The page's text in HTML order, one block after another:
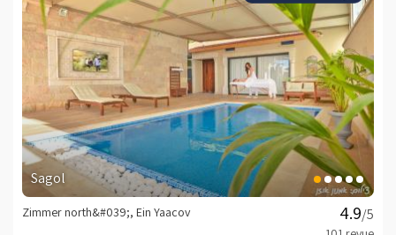
Sagol
/5
Zimmer north&#039;, Ein Yaacov